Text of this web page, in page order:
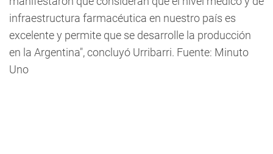
infraestructura farmacéutica en nuestro país es
excelente y permite que se desarrolle la producción
en la Argentina", concluyó Urribarri. Fuente: Minuto
Uno